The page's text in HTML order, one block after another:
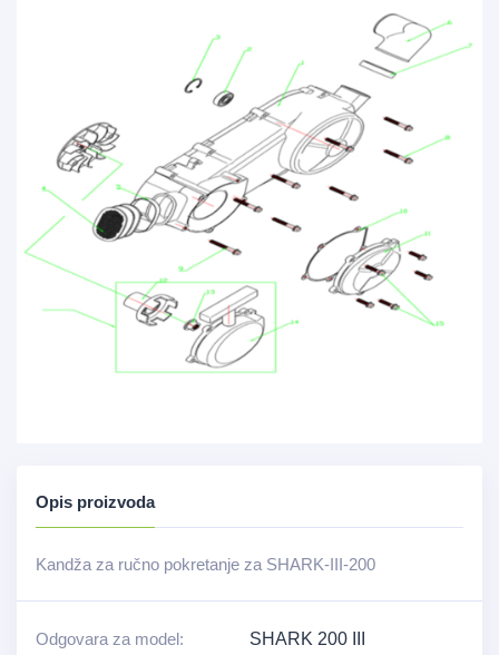
Opis proizvoda
Kandža za ručno pokretanje za SHARK-III-200
Odgovara za model:
SHARK 200 III